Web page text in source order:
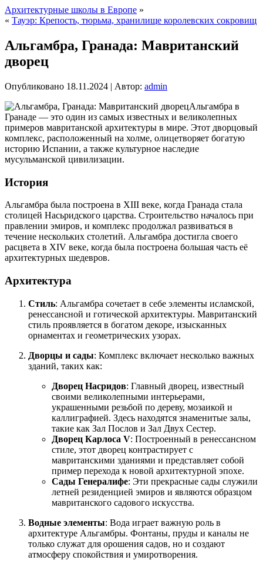
Архитектурные школы в Европе »
« Тауэр: Крепость, тюрьма, хранилище королевских сокровищ
Альгамбра, Гранада: Мавританский
дворец
Опубликовано 18.11.2024 | Автор: admin
Альгамбра в
Гранаде — это один из самых известных и великолепных
примеров мавританской архитектуры в мире. Этот дворцовый
комплекс, расположенный на холме, олицетворяет богатую
историю Испании, а также культурное наследие
мусульманской цивилизации.
История
Альгамбра была построена в XIII веке, когда Гранада стала
столицей Насьридского царства. Строительство началось при
правлении эмиров, и комплекс продолжал развиваться в
течение нескольких столетий. Альгамбра достигла своего
расцвета в XIV веке, когда была построена большая часть её
архитектурных шедевров.
Архитектура
Стиль: Альгамбра сочетает в себе элементы исламской,
ренессансной и готической архитектуры. Мавританский
стиль проявляется в богатом декоре, изысканных
орнаментах и геометрических узорах.
Дворцы и сады: Комплекс включает несколько важных
зданий, таких как:
Дворец Насридов: Главный дворец, известный
своими великолепными интерьерами,
украшенными резьбой по дереву, мозаикой и
каллиграфией. Здесь находятся знаменитые залы,
такие как Зал Послов и Зал Двух Сестер.
Дворец Карлоса V: Построенный в ренессансном
стиле, этот дворец контрастирует с
мавританскими зданиями и представляет собой
пример перехода к новой архитектурной эпохе.
Сады Генералифе: Эти прекрасные сады служили
летней резиденцией эмиров и являются образцом
мавританского садового искусства.
Водные элементы: Вода играет важную роль в
архитектуре Альгамбры. Фонтаны, пруды и каналы не
только служат для орошения садов, но и создают
атмосферу спокойствия и умиротворения.